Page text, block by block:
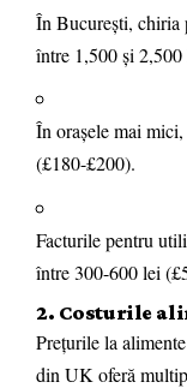
În București, chiria
între 1,500 și
În orașele mai
(£180-£200).
Facturile pentru
între 300-600 lei
2. Costurile
Prețurile la
din UK oferă